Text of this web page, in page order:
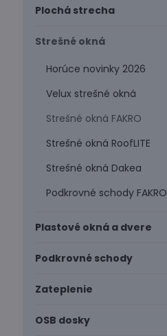
Plochá strecha
Strešné okná
Horúce novinky 2026
Velux strešné okná
Strešné okná FAKRO
Strešné okná RoofLITE
Strešné okná Dakea
Podkrovné schody FAKRO
Plastové okná a dvere
Podkrovné schody
Zateplenie
OSB dosky